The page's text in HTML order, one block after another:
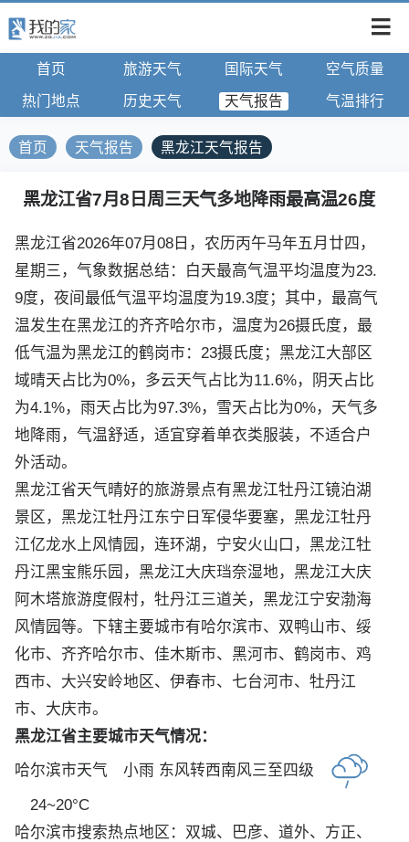
首页 旅游天气 国际天气 空气质量
热门地点 历史天气 天气报告 气温排行
首页 天气报告 黑龙江天气报告
黑龙江省7月8日周三天气多地降雨最高温26度
黑龙江省2026年07月08日，农历丙午马年五月廿四，
星期三，气象数据总结：白天最高气温平均温度为23.
9度，夜间最低气温平均温度为19.3度；其中，最高气
温发生在黑龙江的齐齐哈尔市，温度为26摄氏度，最
低气温为黑龙江的鹤岗市：23摄氏度；黑龙江大部区
域晴天占比为0%，多云天气占比为11.6%，阴天占比
为4.1%，雨天占比为97.3%，雪天占比为0%，天气多
地降雨，气温舒适，适宜穿着单衣类服装，不适合户
外活动。
黑龙江省天气晴好的旅游景点有黑龙江牡丹江镜泊湖
景区，黑龙江牡丹江东宁日军侵华要塞，黑龙江牡丹
江亿龙水上风情园，连环湖，宁安火山口，黑龙江牡
丹江黑宝熊乐园，黑龙江大庆珰奈湿地，黑龙江大庆
阿木塔旅游度假村，牡丹江三道关，黑龙江宁安渤海
风情园等。下辖主要城市有哈尔滨市、双鸭山市、绥
化市、齐齐哈尔市、佳木斯市、黑河市、鹤岗市、鸡
西市、大兴安岭地区、伊春市、七台河市、牡丹江
市、大庆市。
黑龙江省主要城市天气情况：
哈尔滨市天气 小雨 东风转西南风三至四级
24~20°C
哈尔滨市搜索热点地区： 双城、 巴彦、 道外、 方正、